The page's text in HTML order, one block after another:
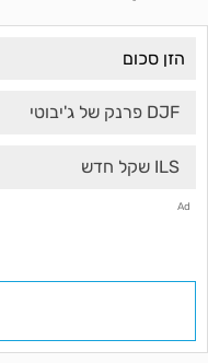
DJF פרנק של ג'יבוטי
ILS שקל חדש
Ad